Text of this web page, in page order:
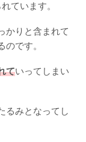
ています。
かりと含まれて
です。
ていってしまい
るみとなってし